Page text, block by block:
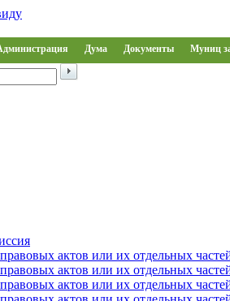
Дума Документы Муниц
актов или их отдельных
актов или их отдельных
актов или их отдельных